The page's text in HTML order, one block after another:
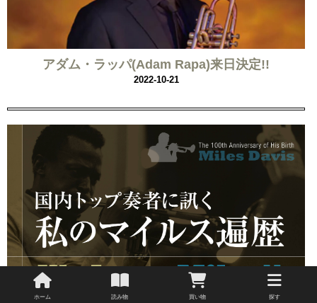
ホーム 読み物 買い物 探す
アダム・ラッパ(Adam Rapa)来日決定!!
2022-10-21
国内トップ奏者に訊く私のマイルス遍歴